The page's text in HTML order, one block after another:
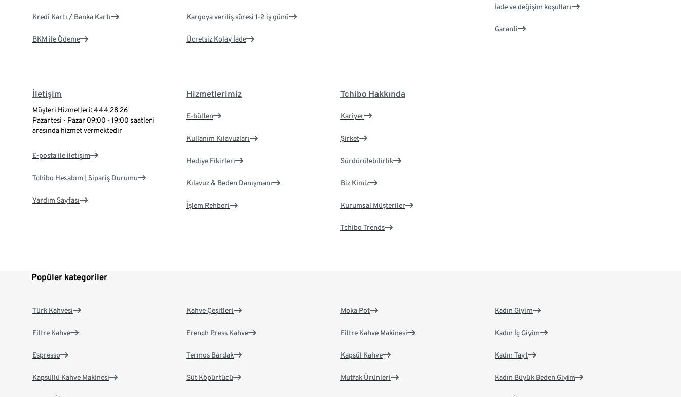
Kredi Kartı / Banka Kartı
BKM ile Ödeme
Kargoya veriliş süresi 1-2 iş günü
Ücretsiz Kolay İade
İade ve değişim koşulları
Garanti
İletişim
Müşteri Hizmetleri: 444 28 26
Pazartesi - Pazar 09:00 - 19:00 saatleri
arasında hizmet vermektedir
E-posta ile iletişim
Tchibo Hesabım | Sipariş Durumu
Yardım Sayfası
Hizmetlerimiz
E-bülten
Kullanım Kılavuzları
Hediye Fikirleri
Kılavuz & Beden Danışmanı
İşlem Rehberi
Tchibo Hakkında
Kariyer
Şirket
Sürdürülebilirlik
Biz Kimiz
Kurumsal Müşteriler
Tchibo Trends
Popüler kategoriler
Türk Kahvesi
Filtre Kahve
Espresso
Kapsüllü Kahve Makinesi
Kahve Çeşitleri
French Press Kahve
Termos Bardak
Süt Köpürtücü
Moka Pot
Filtre Kahve Makinesi
Kapsül Kahve
Mutfak Ürünleri
Kadın Giyim
Kadın İç Giyim
Kadın Tayt
Kadın Büyük Beden Giyim